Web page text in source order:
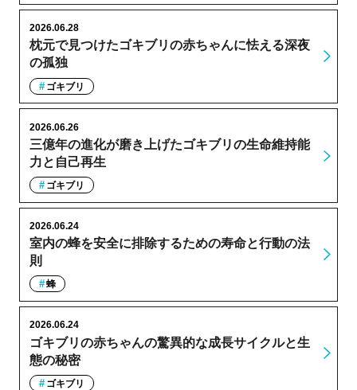
枕元で見つけたゴキブリの赤ちゃんに怯える深夜
の孤独
2026.06.28
ゴキブリ
三億年の進化が磨き上げたゴキブリの生命維持能
力と自己再生
2026.06.26
ゴキブリ
室内の蜂を安全に排除するための寿命と行動の法
則
2026.06.24
蜂
ゴキブリの赤ちゃんの驚異的な成長サイクルと生
態の秘密
2026.06.24
ゴキブリ